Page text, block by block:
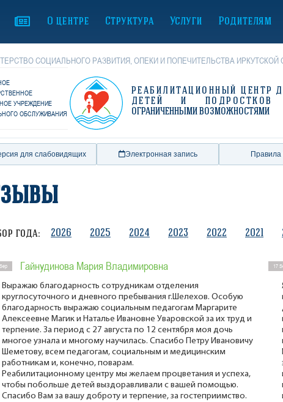
О центре Структура Услуги Родителям
СОЦИАЛЬНОГО РАЗВИТИЯ, ОПЕКИ И ПОПЕЧИТЕЛЬСТВА ИРКУТСКОЙ
УЧРЕЖДЕНИЕ
ОБСЛУЖИВАНИЯ
РЕАБИЛИТАЦИОННЫЙ ЦЕНТР
ДЕТЕЙ И
ОГРАНИЧЕННЫМИ ВОЗМОЖНОСТЯМИ
для слабовидящих Электронная запись
года: 2026 2025 2024 2023 2022 2021
Гайнудинова Мария Владимировна
Выражаю благодарность сотрудникам отделения
круглосуточного и дневного пребывания г.Шелехов. Особую
благодарность выражаю социальным педагогам Маргарите
Алексеевне Магик и Наталье Ивановне Уваровской за их труд и
терпение. За период с 27 августа по 12 сентября моя дочь
многое узнала и многому научилась. Спасибо Петру Ивановичу
Шеметову, всем педагогам, социальным и медицинским
работникам и, конечно, поварам.
Реабилитационному центру мы желаем процветания и успеха,
чтобы побольше детей выздоравливали с вашей помощью.
Спасибо Вам за вашу доброту и терпение, за гостеприимство.
17